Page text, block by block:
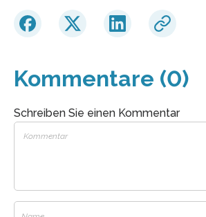
Kommentare (0)
Schreiben Sie einen Kommentar